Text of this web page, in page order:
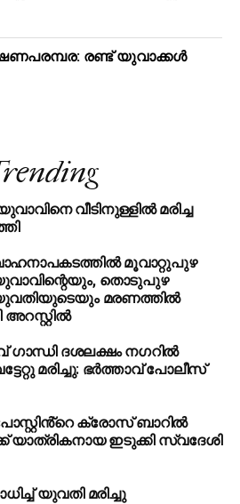
രണ്ട് യുവാക്കൾ
വീടിനുള്ളിൽ മരിച്ച
മൂവാറ്റുപുഴ
തൊടുപുഴ
മരണത്തില്‍
അറസ്റ്റില്‍
ഗാന്ധി ദശലക്ഷം നഗറിൽ
മരിച്ചു: ഭർത്താവ് പോലീസ്
ക്രോസ് ബാറില്‍
യാത്രികനായ ഇടുക്കി സ്വദേശി
യുവതി മരിച്ചു